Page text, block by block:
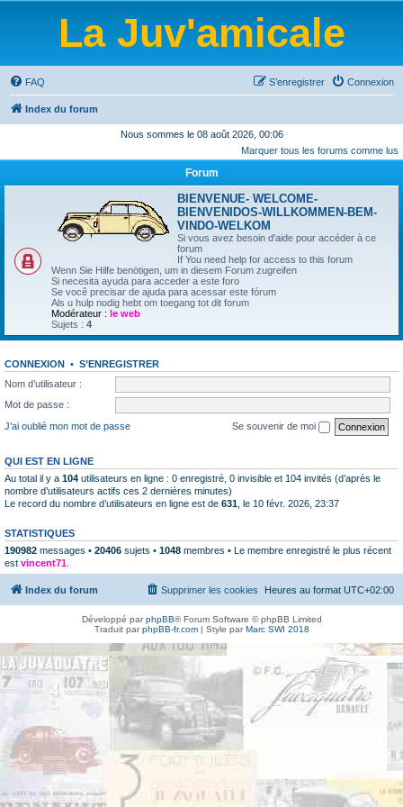
La Juv'amicale
FAQ Connexion
S’enregistrer
Index du forum
Nous sommes le 08 août 2026, 00:06
Marquer tous les forums comme lus
Forum
BIENVENUE- WELCOME-
BIENVENIDOS-WILLKOMMEN-BEM-
VINDO-WELKOM
Si vous avez besoin d'aide pour accéder à ce
forum
If You need help for access to this forum
Wenn Sie Hilfe benötigen, um in diesem Forum zugreifen
Si necesita ayuda para acceder a este foro
Se você precisar de ajuda para acessar este fórum
Als u hulp nodig hebt om toegang tot dit forum
Modérateur : le web
Sujets : 4
CONNEXION • S’ENREGISTRER
Nom d’utilisateur :
Mot de passe :
J’ai oublié mon mot de passe
Se souvenir de moi
QUI EST EN LIGNE
Au total il y a 104 utilisateurs en ligne : 0 enregistré, 0 invisible et 104 invités (d’après le
nombre d’utilisateurs actifs ces 2 dernières minutes)
Le record du nombre d’utilisateurs en ligne est de 631 , le 10 févr. 2026, 23:37
STATISTIQUES
190982 messages • 20406 sujets • 1048 membres • Le membre enregistré le plus récent
est vincent71
Index du forum Heures au format UTC+02:00
Supprimer les cookies
Développé parphpBB® Forum Software © phpBB Limited
Traduit parphpBB-fr.com| Style parMarc SWI 2018